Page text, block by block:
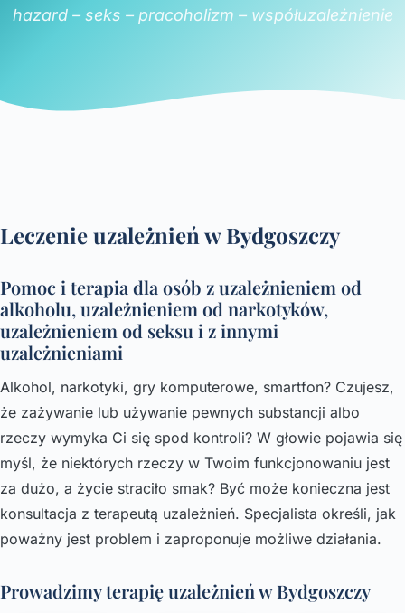
hazard – seks – pracoholizm – współuzależnienie
Leczenie uzależnień w Bydgoszczy
Pomoc i terapia dla osób z uzależnieniem od
alkoholu, uzależnieniem od narkotyków,
uzależnieniem od seksu i z innymi
uzależnieniami
Alkohol, narkotyki, gry komputerowe, smartfon? Czujesz,
że zażywanie lub używanie pewnych substancji albo
rzeczy wymyka Ci się spod kontroli? W głowie pojawia się
myśl, że niektórych rzeczy w Twoim funkcjonowaniu jest
za dużo, a życie straciło smak? Być może konieczna jest
konsultacja z terapeutą uzależnień. Specjalista określi, jak
poważny jest problem i zaproponuje możliwe działania.
Prowadzimy terapię uzależnień w Bydgoszczy